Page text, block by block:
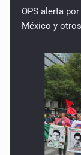
OPS alerta
México y